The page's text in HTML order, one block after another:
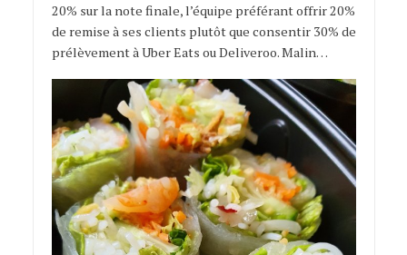
20% sur la note finale, l’équipe préférant offrir 20%
de remise à ses clients plutôt que consentir 30% de
prélèvement à Uber Eats ou Deliveroo. Malin…